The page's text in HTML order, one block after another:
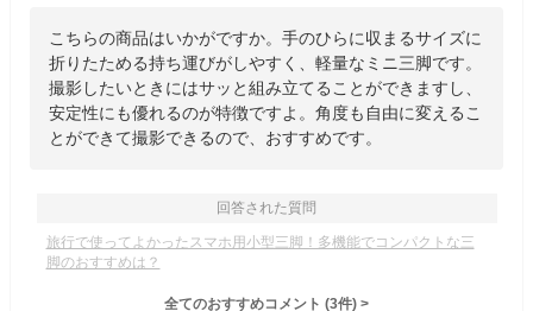
こちらの商品はいかがですか。手のひらに収まるサイズに
折りたためる持ち運びがしやすく、軽量なミニ三脚です。
撮影したいときにはサッと組み立てることができますし、
安定性にも優れるのが特徴ですよ。角度も自由に変えるこ
とができて撮影できるので、おすすめです。
回答された質問
旅行で使ってよかったスマホ用小型三脚！多機能でコンパクトな三
脚のおすすめは？
全てのおすすめコメント (3件) >